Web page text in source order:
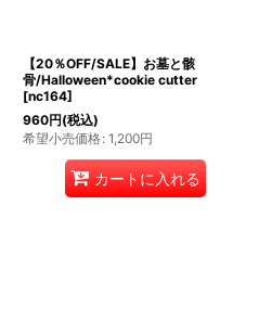
【20％OFF/SALE】お墓と骸
骨/Halloween*cookie cutter
[nc164]
960円(税込)
希望小売価格: 1,200円
カートに入れる